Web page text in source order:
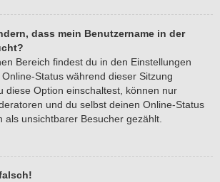
dass mein Benutzername in der
Bereich findest du in den Einstellungen
Status während dieser Sitzung
diese Option einschaltest, können nur
und du selbst deinen Online-Status
als unsichtbarer Besucher gezählt.